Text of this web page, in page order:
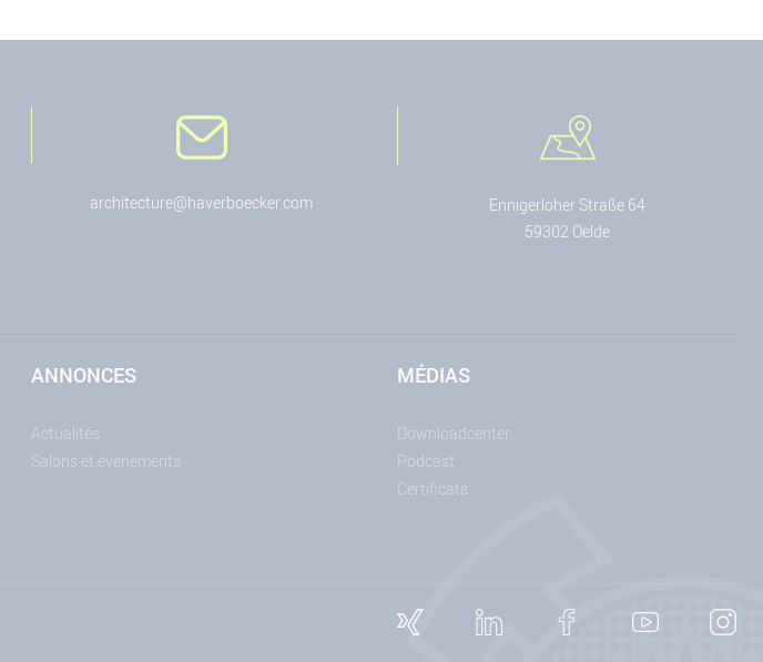
architecture@haverboecker.com
Ennigerloher Straße 64
59302 Oelde
ANNONCES
Actualités
Salons et événements
MÉDIAS
Downloadcenter
Podcast
Certificats